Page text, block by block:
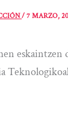
/7 MARZO,
eskaintzen